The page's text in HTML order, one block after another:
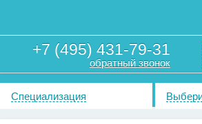
+7 (495) 431-79-31
обратный звонок
Специализация